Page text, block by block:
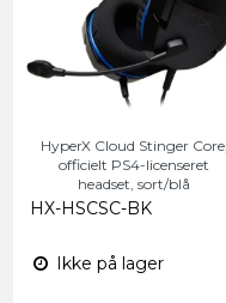
HyperX Cloud Stinger Core,
officielt PS4-licenseret
headset, sort/blå
HX-HSCSC-BK
Ikke på lager